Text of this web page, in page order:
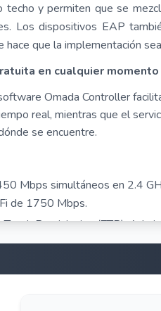
techo y permiten que se
Los dispositivos EAP
que la implementación
en cualquier
Omada Controller
real, mientras que el
se encuentre.
Mbps simultáneos en 2.4
de 1750 Mbps.
Touch Provisioning (ZTP),